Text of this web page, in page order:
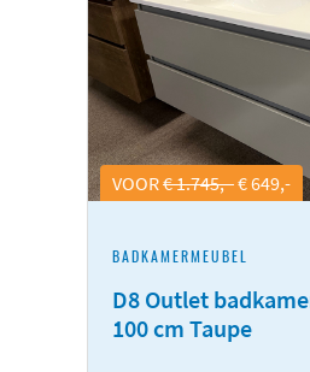
VOOR€ 1.745,-€ 649,-
BADKAMERMEUBEL
D8 Outlet
100 cm Taupe